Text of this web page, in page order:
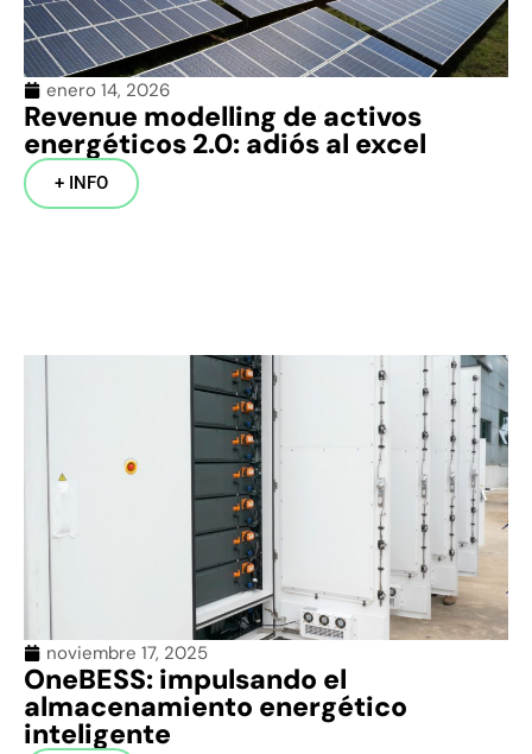
enero 14, 2026
Revenue modelling de activos
energéticos 2.0: adiós al excel
+ INFO
noviembre 17, 2025
OneBESS: impulsando el
almacenamiento energético
inteligente